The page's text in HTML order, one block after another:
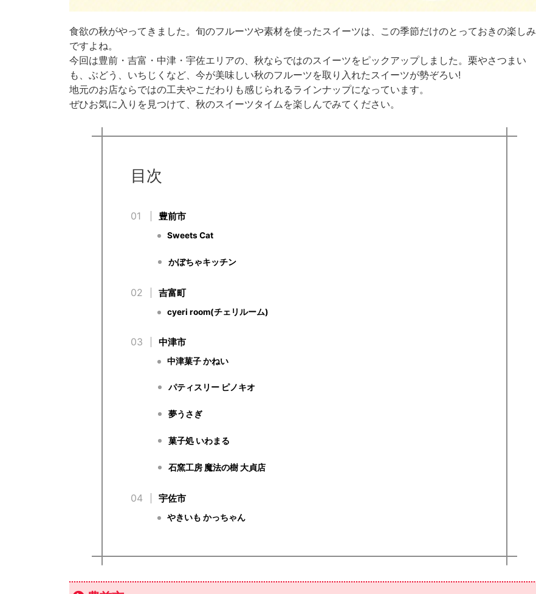
食欲の秋がやってきました。旬のフルーツや素材を使ったスイーツは、この季節だけのとっておきの楽しみ
ですよね。
今回は豊前・吉富・中津・宇佐エリアの、秋ならではのスイーツをピックアップしました。栗やさつまい
も、ぶどう、いちじくなど、今が美味しい秋のフルーツを取り入れたスイーツが勢ぞろい!
地元のお店ならではの工夫やこだわりも感じられるラインナップになっています。
ぜひお気に入りを見つけて、秋のスイーツタイムを楽しんでみてください。
目次
豊前市
Sweets Cat
かぼちゃキッチン
吉富町
cyeri room(チェリルーム)
中津市
中津菓子 かねい
パティスリー ピノキオ
夢うさぎ
菓子処 いわまる
石窯工房 魔法の樹 大貞店
宇佐市
やきいも かっちゃん